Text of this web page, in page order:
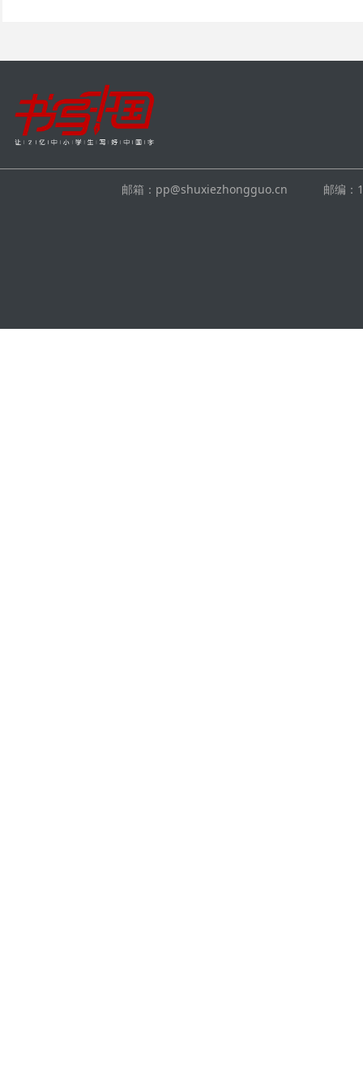
邮箱：pp@shuxiezhongguo.cn 邮编：